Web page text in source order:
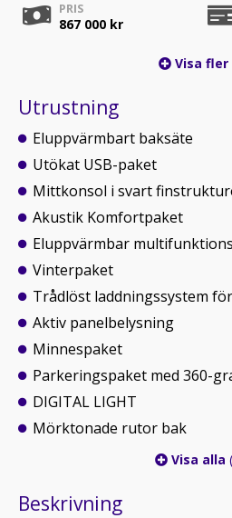
PRIS
867 000 kr
Visa fler
Utrustning
Eluppvärmbart baksäte
Utökat USB-paket
Mittkonsol i svart
Akustik Komfortpaket
Eluppvärmbar
Vinterpaket
Trådlöst laddningssystem
Aktiv panelbelysning
Minnespaket
Parkeringspaket med 360-
DIGITAL LIGHT
Mörktonade rutor bak
Visa alla
Beskrivning